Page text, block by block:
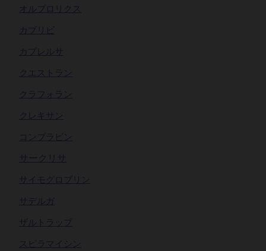
オルプロリクス
カブリビ
カプレルサ
クエストラン
クラフォラン
クレキサン
コンプラビン
サークリサ
サイモグロブリン
サデルガ
ザルトラップ
スピラマイシン